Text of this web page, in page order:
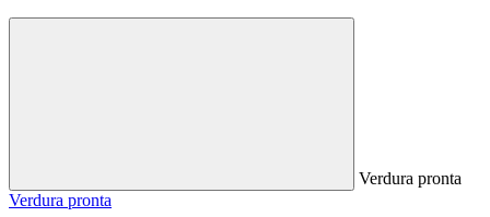
Verdura pronta
Verdura pronta